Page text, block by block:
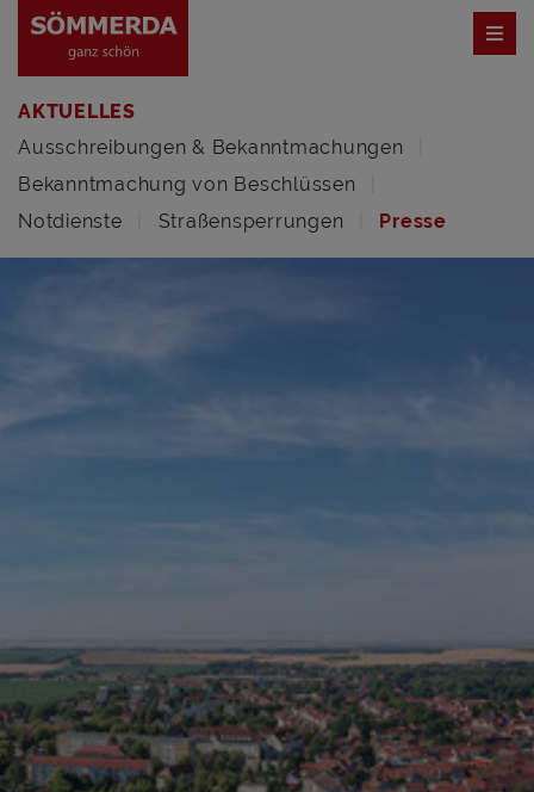
AKTUELLES
Ausschreibungen & Bekanntmachungen
Bekanntmachung von Beschlüssen
Notdienste
Straßensperrungen Presse